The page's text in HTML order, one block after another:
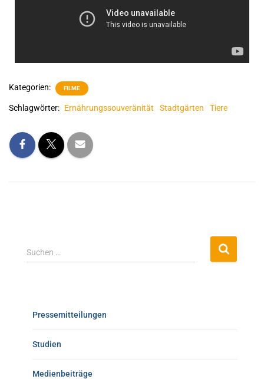
Kategorien: FILME
Schlagwörter: Ernährungssouveränität Stadtgärten Tiere
Suchen …
Pressemitteilungen
Studien
Medienbeiträge